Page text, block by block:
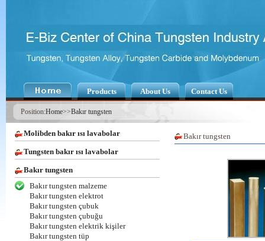
Products About Us Contact Us
Position:Home>>Bakır tungsten
Molibden bakır ısı lavabolar
Tungsten bakır ısı lavabolar
Bakır tungsten
Bakır tungsten malzeme
Bakır tungsten elektrot
Bakır tungsten çubuk
Bakır tungsten çubuğu
Bakır tungsten elektrik kişiler
Bakır tungsten tüp
Bakır tungsten